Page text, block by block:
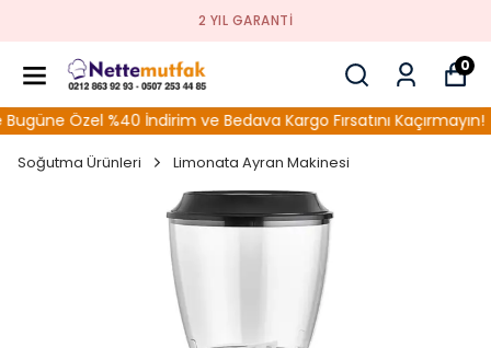
2 YIL GARANTI
0
Özel %40 İndirim ve Bedava Kargo Fırsatını Kaçırmayın!
Soğutma Ürünleri Limonata Ayran Makinesi